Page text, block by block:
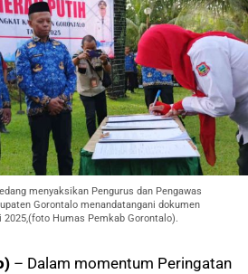
menyaksikan Pengurus dan Pengawas
Gorontalo menandatangani dokumen
2025,(foto Humas Pemkab Gorontalo).
– Dalam momentum Peringatan